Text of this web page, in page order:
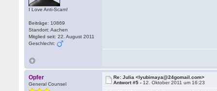
I Love Anti-Scam!
Beiträge: 10869
Standort: Aachen
Mitglied seit: 22. August 2011
Geschlecht:
Opfer
General Counsel
Re: Julia <lyubimaya@24gomail.com>
Antwort #5 - 12. Oktober 2011 um 16:23